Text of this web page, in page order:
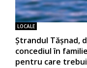
LOCALE
Ștrandul Tășnad,
concediul în
pentru care